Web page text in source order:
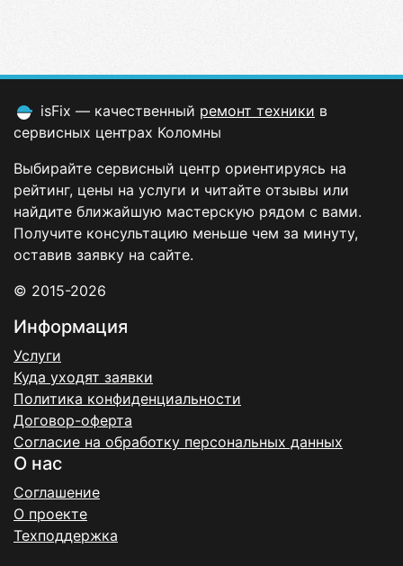
isFix — качественный ремонт техники в
сервисных центрах Коломны
Выбирайте сервисный центр ориентируясь на
рейтинг, цены на услуги и читайте отзывы или
найдите ближайшую мастерскую рядом с вами.
Получите консультацию меньше чем за минуту,
оставив заявку на сайте.
© 2015-2026
Информация
Услуги
Куда уходят заявки
Политика конфиденциальности
Договор-оферта
Согласие на обработку персональных данных
О нас
Соглашение
О проекте
Техподдержка